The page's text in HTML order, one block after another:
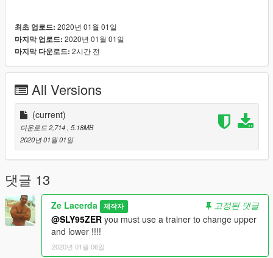
최초 업로드: 2020년 01월 01일
마지막 업로드: 2020년 01월 01일
마지막 다운로드: 2시간 전
All Versions
(current)
다운로드 2,714, 5.18MB
2020년 01월 01일
댓글 13
Ze Lacerda 제작자
고정된 댓글
@SLY95ZER you must use a trainer to change upper
and lower !!!!
2020년 01월 06일